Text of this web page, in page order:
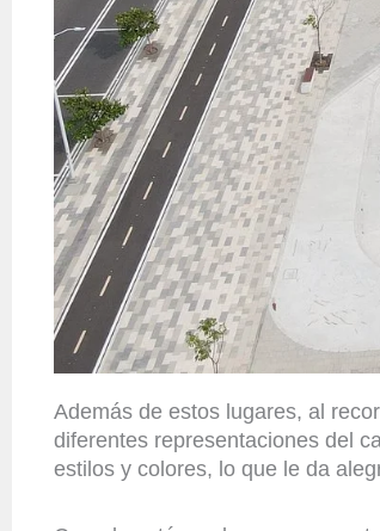
Además de estos lugares, al
diferentes representaciones del
estilos y colores, lo que le da